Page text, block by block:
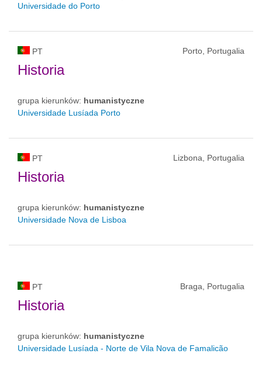
Universidade do Porto
PT Porto, Portugalia
Historia
grupa kierunków: humanistyczne
Universidade Lusíada Porto
PT Lizbona, Portugalia
Historia
grupa kierunków: humanistyczne
Universidade Nova de Lisboa
PT Braga, Portugalia
Historia
grupa kierunków: humanistyczne
Universidade Lusíada - Norte de Vila Nova de Famalicão